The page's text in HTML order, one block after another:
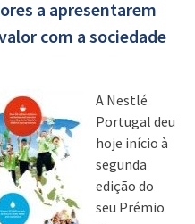
a apresentarem
com a sociedade
A Nestlé
Portugal deu
hoje início à
segunda
edição do
seu Prémio